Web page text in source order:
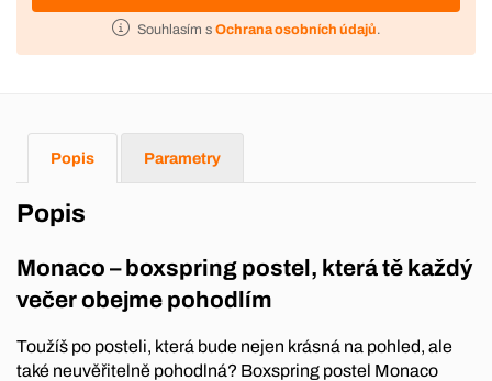
Souhlasím s Ochrana osobních údajů.
Popis Parametry
Popis
Monaco – boxspring postel, která tě každý
večer obejme pohodlím
Toužíš po posteli, která bude nejen krásná na pohled, ale
také neuvěřitelně pohodlná? Boxspring postel Monaco